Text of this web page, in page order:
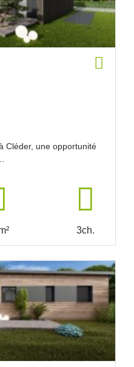
Cléder, une opportunité
3ch.